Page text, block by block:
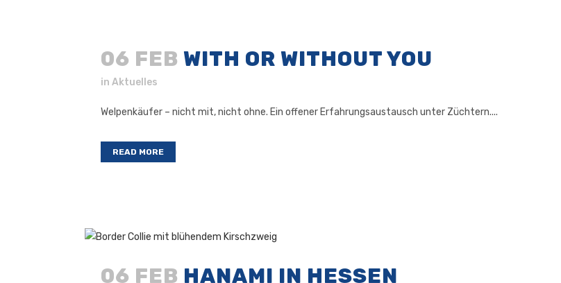
06 FEB WITH OR WITHOUT YOU
in Aktuelles
Welpenkäufer – nicht mit, nicht ohne. Ein offener Erfahrungsaustausch unter Züchtern....
READ MORE
06 FEB HANAMI IN HESSEN